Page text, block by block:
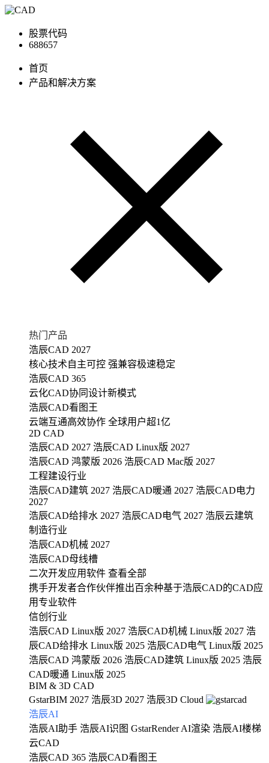
股票代码
688657
首页
产品和解决方案
热门产品
浩辰CAD 2027
核心技术自主可控 强兼容极速稳定
浩辰CAD 365
云化CAD协同设计新模式
浩辰CAD看图王
云端互通高效协作 全球用户超1亿
2D CAD
浩辰CAD 2027 浩辰CAD Linux版 2027
浩辰CAD 鸿蒙版 2026 浩辰CAD Mac版 2027
工程建设行业
浩辰CAD建筑 2027 浩辰CAD暖通 2027 浩辰CAD电力
2027
浩辰CAD给排水 2027 浩辰CAD电气 2027 浩辰云建筑
制造行业
浩辰CAD机械 2027
浩辰CAD母线槽
二次开发应用软件 查看全部
携手开发者合作伙伴推出百余种基于浩辰CAD的CAD应
用专业软件
信创行业
浩辰CAD Linux版 2027 浩辰CAD机械 Linux版 2027 浩
辰CAD给排水 Linux版 2025 浩辰CAD电气 Linux版 2025
浩辰CAD 鸿蒙版 2026 浩辰CAD建筑 Linux版 2025 浩辰
CAD暖通 Linux版 2025
BIM & 3D CAD
GstarBIM 2027 浩辰3D 2027 浩辰3D Cloud
浩辰AI
浩辰AI助手 浩辰AI识图 GstarRender AI渲染 浩辰AI楼梯
云CAD
浩辰CAD 365 浩辰CAD看图王